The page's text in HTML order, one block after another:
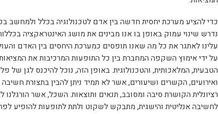
כדי להציע מערכת יחסית חדשה בין אדם לטכנולוגיה בכלל ולמחשב
נדרש שינוי עמוק באופן בו אנו מבינים את מושג האינטראקציה
עלינו לאתגר את כל מה שאנו תופסים כמערכת היחסים בין האדם
על ידי אימוץ השקפה המחברת בין כל התופעות המרכיבות את
הטבעית, המלאכותית, והטכנולוגית. באופן הזה, נוכל להיכנס לגן של
ואירועים, הקשרים ושיעורים, אשר לא תמיד ניתן להבין בתצורת חשיבה
רציונלית הקושרת סיבה ומסובב, תנאים ותוצאות. השכל, אשר הורגלנו
לחשיבה אנליטית והישגית, מתבקש לשקוט ולתת לתופעות להופיע